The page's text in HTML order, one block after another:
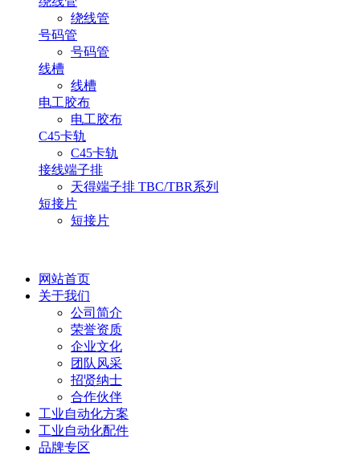
绕线管
号码管
号码管
线槽
线槽
电工胶布
电工胶布
C45卡轨
C45卡轨
接线端子排
天得端子排 TBC/TBR系列
短接片
短接片
网站首页
关于我们
公司简介
荣誉资质
企业文化
团队风采
招贤纳士
合作伙伴
工业自动化方案
工业自动化配件
品牌专区